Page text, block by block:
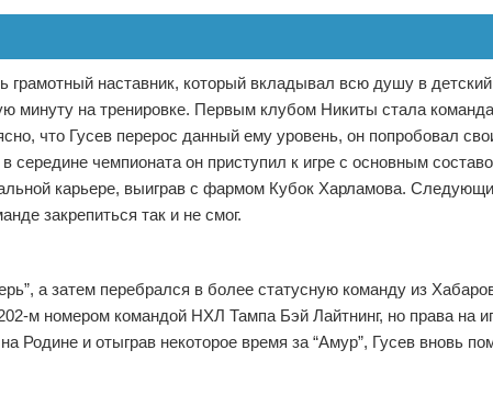
грамотный наставник, который вкладывал всю душу в
минуту на тренировке. Первым клубом Никиты стала
что Гусев перерос данный ему уровень, он попробовал
середине чемпионата он приступил к игре с основным
карьере, выиграв с фармом Кубок Харламова.
закрепиться так и не смог.
а затем перебрался в более статусную команду из
м номером командой НХЛ Тампа Бэй Лайтнинг, но права на
Родине и отыграв некоторое время за “Амур”, Гусев вновь